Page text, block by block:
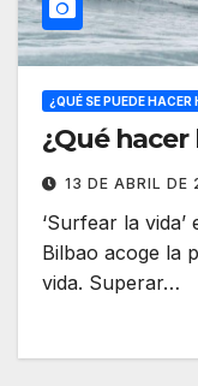
¿QUÉ SE PUEDE HACER
¿Qué hacer
13 DE ABRIL DE
‘Surfear la
Bilbao acoge la
vida. Superar…